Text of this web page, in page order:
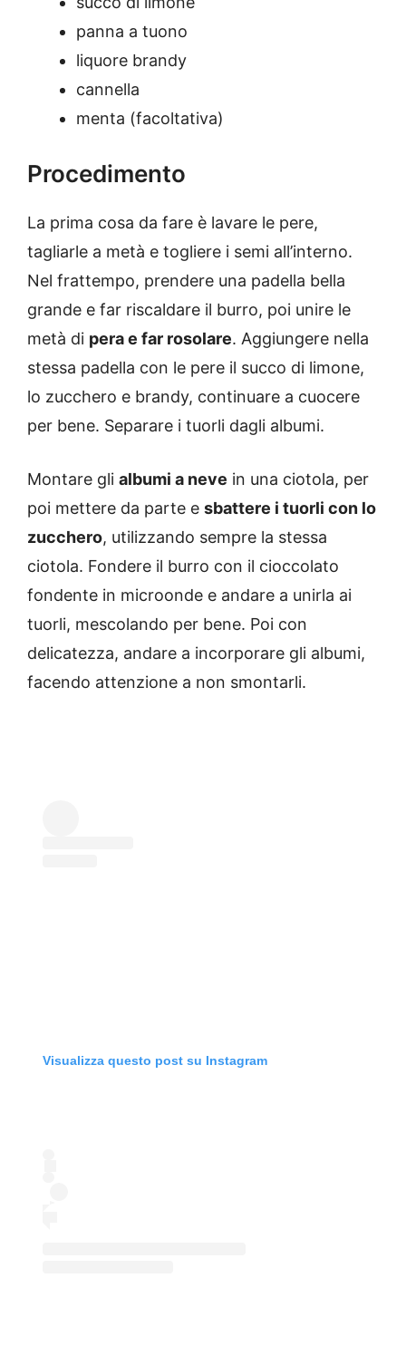
panna a tuono
liquore brandy
cannella
menta (facoltativa)
Procedimento
La prima cosa da fare è lavare le pere,
tagliarle a metà e togliere i semi all’interno.
Nel frattempo, prendere una padella bella
grande e far riscaldare il burro, poi unire le
metà di pera e far rosolare. Aggiungere nella
stessa padella con le pere il succo di limone,
lo zucchero e brandy, continuare a cuocere
per bene. Separare i tuorli dagli albumi.
Montare gli albumi a neve in una ciotola, per
poi mettere da parte e sbattere i tuorli con lo
zucchero, utilizzando sempre la stessa
ciotola. Fondere il burro con il cioccolato
fondente in microonde e andare a unirla ai
tuorli, mescolando per bene. Poi con
delicatezza, andare a incorporare gli albumi,
facendo attenzione a non smontarli.
Visualizza questo post su Instagram